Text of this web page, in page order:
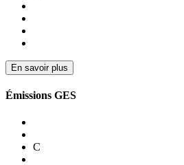
En savoir plus
Émissions GES
C